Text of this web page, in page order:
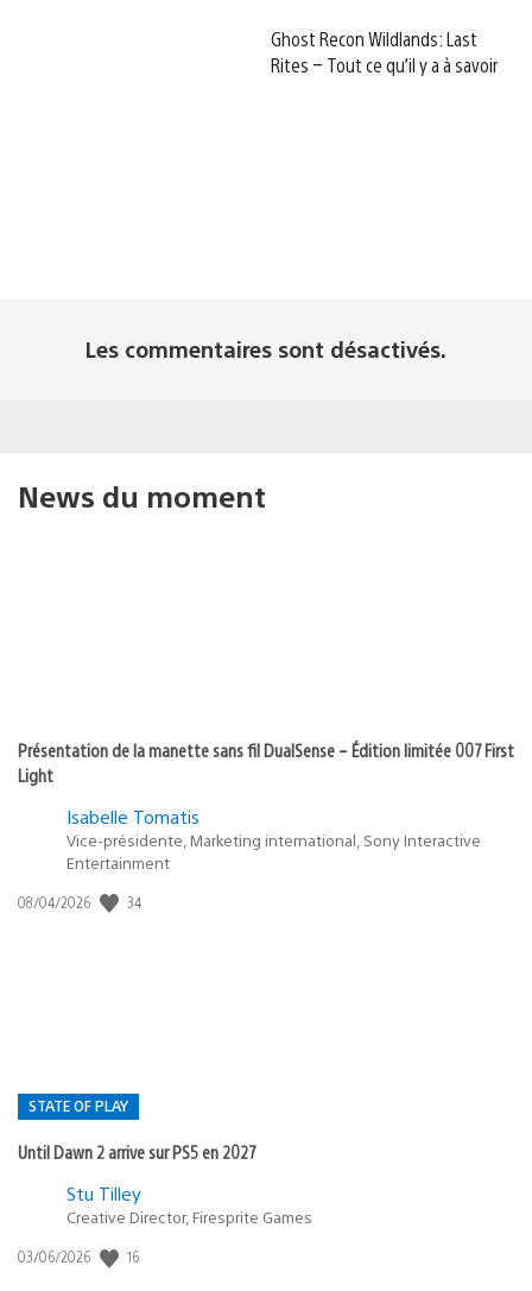
Ghost Recon Wildlands: Last
Rites – Tout ce qu’il y a à savoir
Les commentaires sont désactivés.
News du moment
Présentation de la manette sans fil DualSense – Édition limitée 007 First
Light
Isabelle Tomatis
Vice-présidente, Marketing international, Sony Interactive
Entertainment
Date
08/04/2026 34
STATE OF PLAY
Until Dawn 2 arrive sur PS5 en 2027
Postée
:
Stu Tilley
Creative Director, Firesprite Games
Date
03/06/2026 16